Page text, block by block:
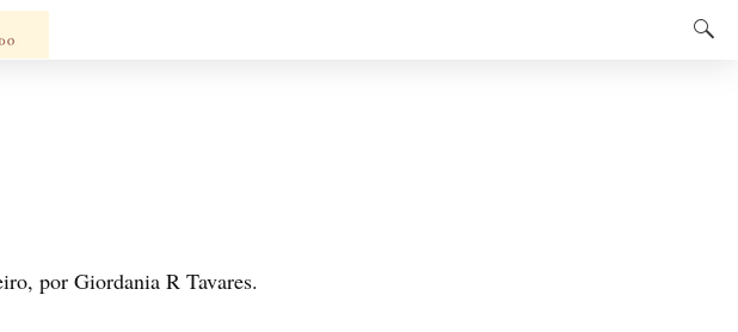
por Giordania R Tavares.